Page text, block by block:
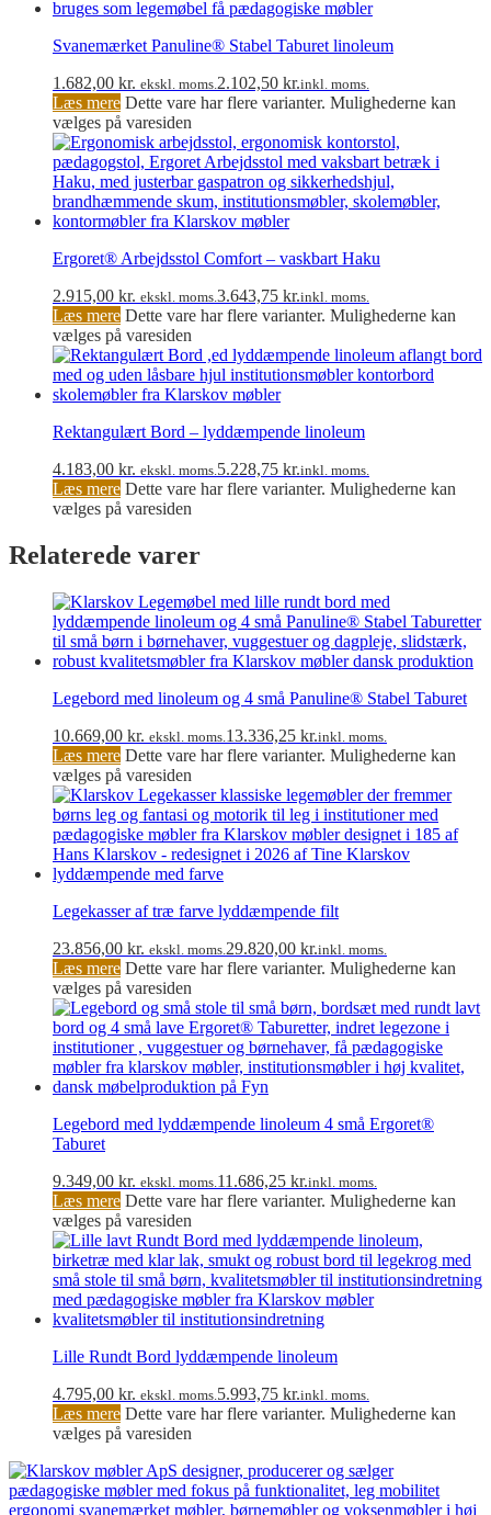
Svanemærket Panuline® Stabel Taburet linoleum
1.682,00 kr. ekskl. moms.2.102,50 kr.inkl. moms.
Læs mere Dette vare har flere varianter. Mulighederne kan
vælges på varesiden
Ergoret® Arbejdsstol Comfort – vaskbart Haku
2.915,00 kr. ekskl. moms.3.643,75 kr.inkl. moms.
Læs mere Dette vare har flere varianter. Mulighederne kan
vælges på varesiden
Rektangulært Bord – lyddæmpende linoleum
4.183,00 kr. ekskl. moms.5.228,75 kr.inkl. moms.
Læs mere Dette vare har flere varianter. Mulighederne kan
vælges på varesiden
Relaterede varer
Legebord med linoleum og 4 små Panuline® Stabel Taburet
10.669,00 kr. ekskl. moms.13.336,25 kr.inkl. moms.
Læs mere Dette vare har flere varianter. Mulighederne kan
vælges på varesiden
Legekasser af træ farve lyddæmpende filt
23.856,00 kr. ekskl. moms.29.820,00 kr.inkl. moms.
Læs mere Dette vare har flere varianter. Mulighederne kan
vælges på varesiden
Legebord med lyddæmpende linoleum 4 små Ergoret®
Taburet
9.349,00 kr. ekskl. moms.11.686,25 kr.inkl. moms.
Læs mere Dette vare har flere varianter. Mulighederne kan
vælges på varesiden
Lille Rundt Bord lyddæmpende linoleum
4.795,00 kr. ekskl. moms.5.993,75 kr.inkl. moms.
Læs mere Dette vare har flere varianter. Mulighederne kan
vælges på varesiden